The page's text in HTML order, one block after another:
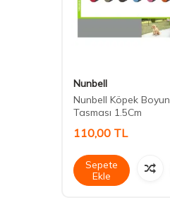
Nunbell
Nunbell Köpek Boyun
Tasması 1.5Cm
110,00 TL
Sepete
Ekle